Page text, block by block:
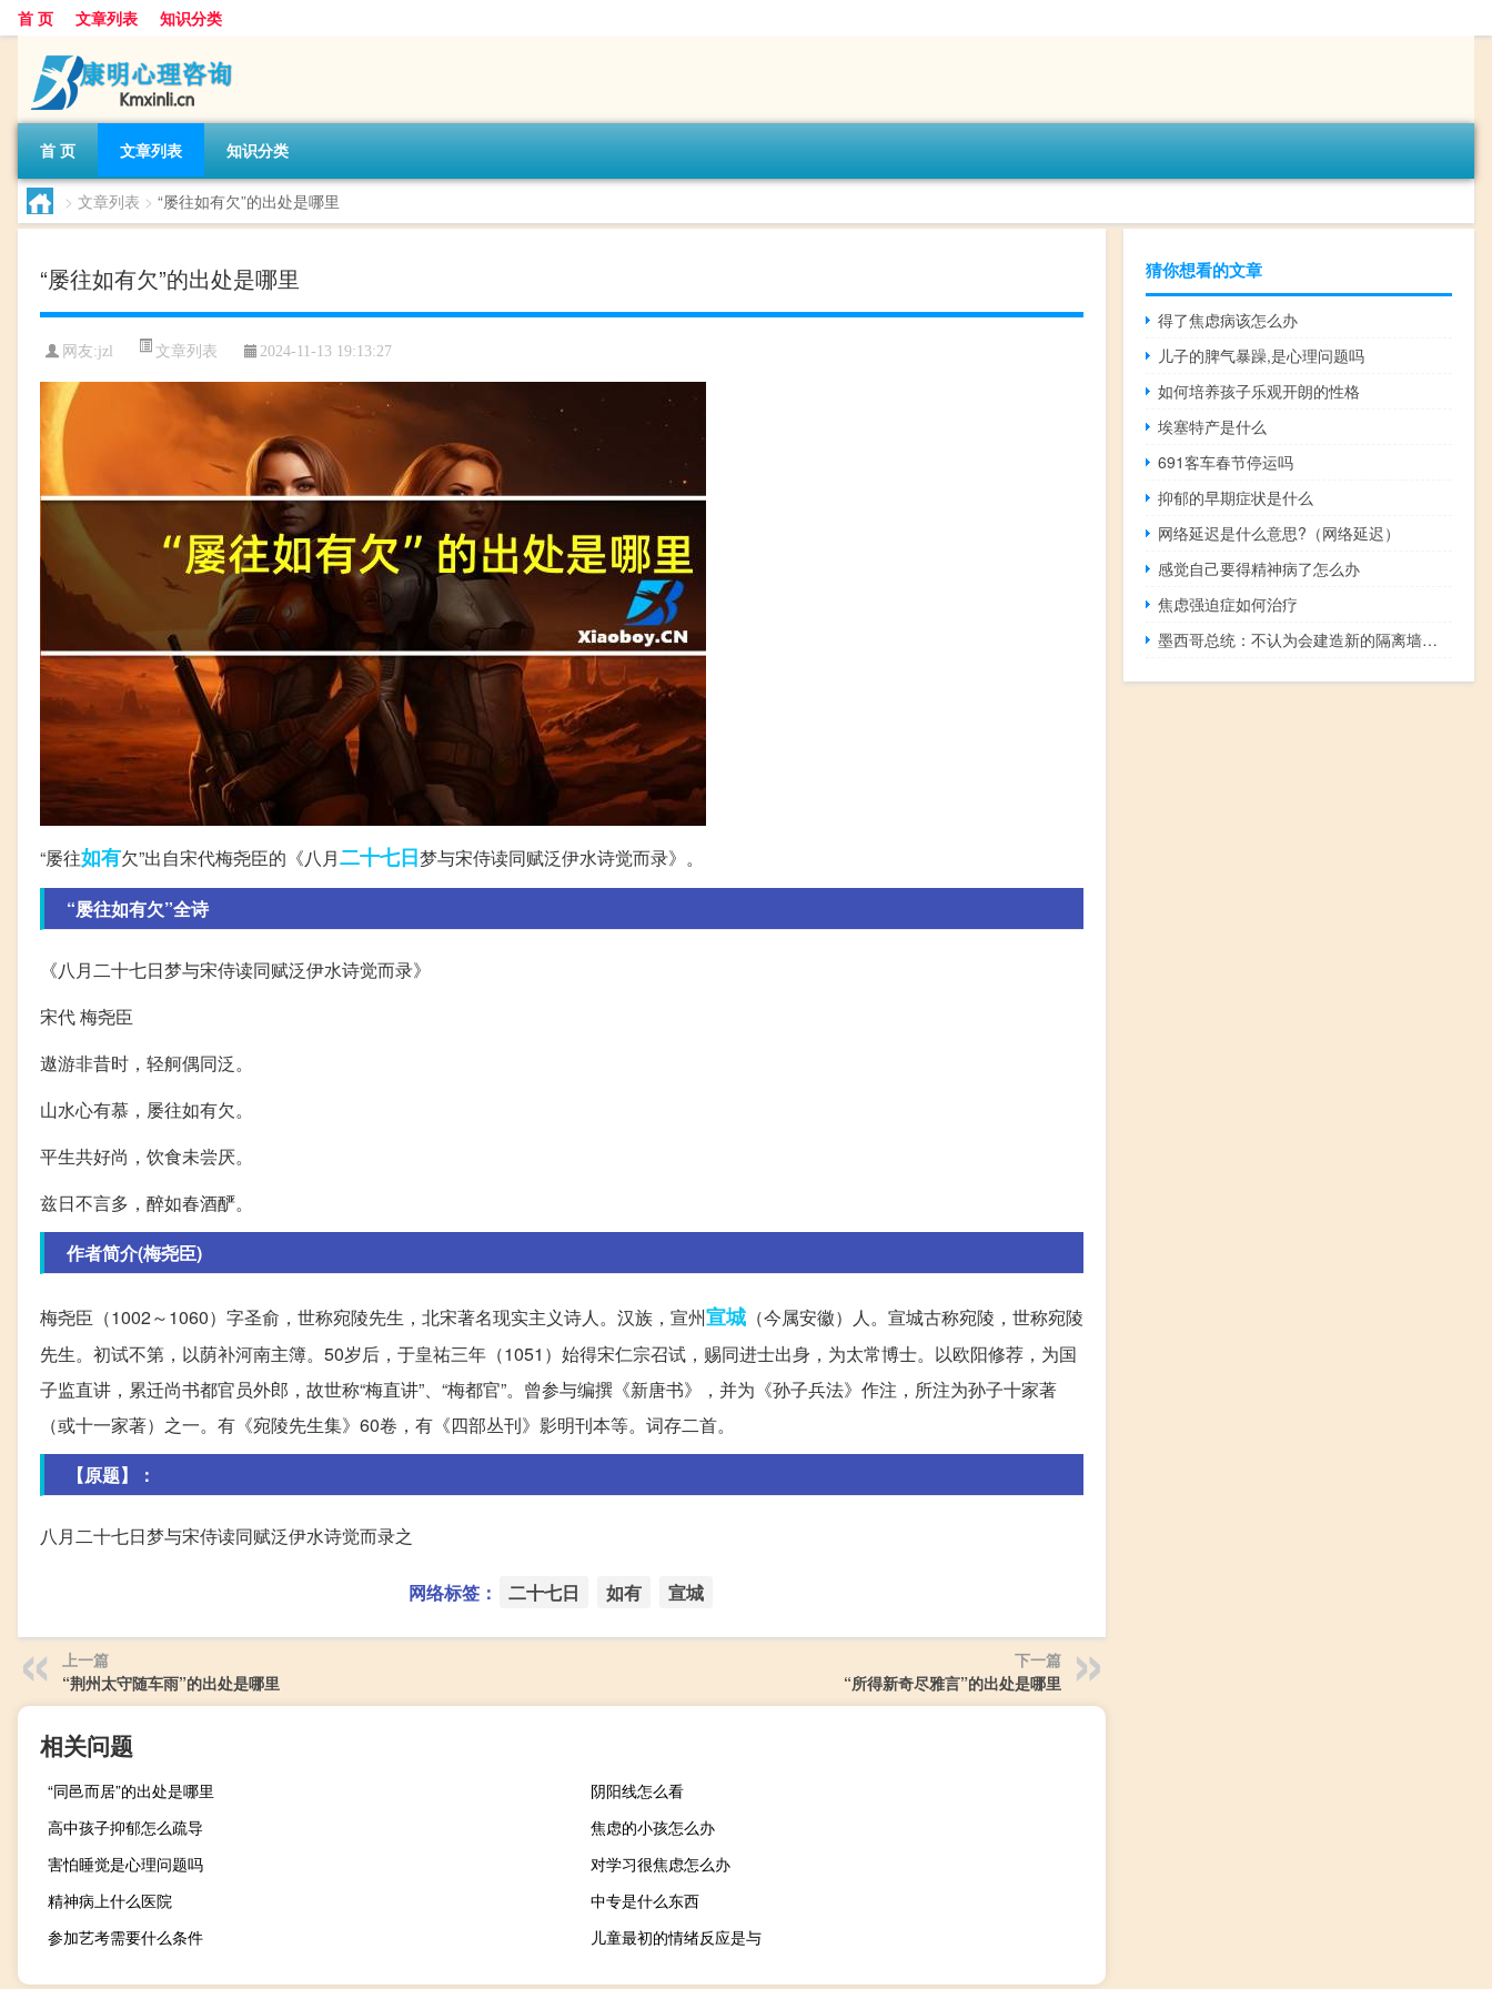
首 页 文章列表 知识分类
首 页 文章列表 知识分类
> 文章列表 > “屡往如有欠”的出处是哪里
“屡往如有欠”的出处是哪里
网友:jzl 文章列表 2024-11-13 19:13:27
“屡往如有欠”出自宋代梅尧臣的《八月二十七日梦与宋侍读同赋泛伊水诗觉而录》。
“屡往如有欠”全诗
《八月二十七日梦与宋侍读同赋泛伊水诗觉而录》
宋代 梅尧臣
遨游非昔时，轻舸偶同泛。
山水心有慕，屡往如有欠。
平生共好尚，饮食未尝厌。
兹日不言多，醉如春酒酽。
作者简介(梅尧臣)
梅尧臣（1002～1060）字圣俞，世称宛陵先生，北宋著名现实主义诗人。汉族，宣州宣城 （今属安徽）人。宣城古称宛陵，世称宛陵
先生。初试不第，以荫补河南主簿。50岁后，于皇祐三年（1051）始得宋仁宗召试，赐同进士出身，为太常博士。以欧阳修荐，为国
子监直讲，累迁尚书都官员外郎，故世称“梅直讲”、“梅都官”。曾参与编撰《新唐书》，并为《孙子兵法》作注，所注为孙子十家著
（或十一家著）之一。有《宛陵先生集》60卷，有《四部丛刊》影明刊本等。词存二首。
【原题】：
八月二十七日梦与宋侍读同赋泛伊水诗觉而录之
网络标签： 二十七日 如有 宣城
上一篇
“荆州太守随车雨”的出处是哪里
下一篇
“所得新奇尽雅言”的出处是哪里
相关问题
“同邑而居”的出处是哪里
阴阳线怎么看
高中孩子抑郁怎么疏导
焦虑的小孩怎么办
害怕睡觉是心理问题吗
对学习很焦虑怎么办
精神病上什么医院
中专是什么东西
参加艺考需要什么条件
儿童最初的情绪反应是与
猜你想看的文章
得了焦虑病该怎么办
儿子的脾气暴躁,是心理问题吗
如何培养孩子乐观开朗的性格
埃塞特产是什么
691客车春节停运吗
抑郁的早期症状是什么
网络延迟是什么意思?（网络延迟）
感觉自己要得精神病了怎么办
焦虑强迫症如何治疗
墨西哥总统：不认为会建造新的隔离墙并且美国政府也不希望这样做